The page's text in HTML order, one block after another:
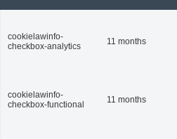
cookielawinfo-
checkbox-analytics
11 months
cookielawinfo-
checkbox-functional
11 months